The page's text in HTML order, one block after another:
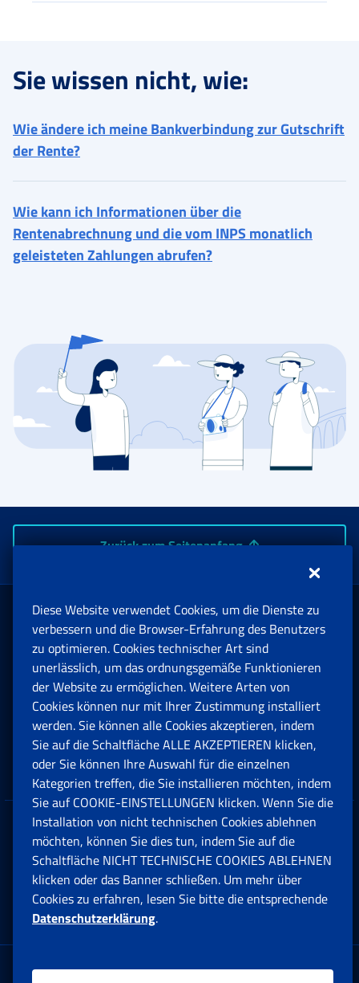
Sie wissen nicht, wie:
Wie ändere ich meine Bankverbindung zur Gutschrift
der Rente?
Wie kann ich Informationen über die
Rentenabrechnung und die vom INPS monatlich
geleisteten Zahlungen abrufen?
Zurück zum Seitenanfang
Rente und Sozialversicherung
Arbeit
Beihilfen, Subventionen und Entschädigungen
Unternehmen und Freiberufler
Datenschutz
Cookie einstellungen
Multikanal-Contact Center
Firmensitz:
Diese Website verwendet Cookies, um die Dienste zu
verbessern und die Browser-Erfahrung des Benutzers
zu optimieren. Cookies technischer Art sind
unerlässlich, um das ordnungsgemäße Funktionieren
der Website zu ermöglichen. Weitere Arten von
Cookies können nur mit Ihrer Zustimmung installiert
werden. Sie können alle Cookies akzeptieren, indem
Sie auf die Schaltfläche ALLE AKZEPTIEREN klicken,
oder Sie können Ihre Auswahl für die einzelnen
Kategorien treffen, die Sie installieren möchten, indem
Sie auf COOKIE-EINSTELLUNGEN klicken. Wenn Sie die
Installation von nicht technischen Cookies ablehnen
möchten, können Sie dies tun, indem Sie auf die
Schaltfläche NICHT TECHNISCHE COOKIES ABLEHNEN
klicken oder das Banner schließen. Um mehr über
Cookies zu erfahren, lesen Sie bitte die entsprechende
Datenschutzerklärung.